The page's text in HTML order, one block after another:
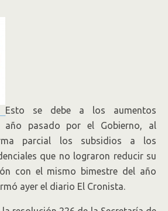
Esto se debe a los aumentos
año pasado por el Gobierno, al
parcial los subsidios a los
que no lograron reducir su
con el mismo bimestre del año
ayer el diario El Cronista.